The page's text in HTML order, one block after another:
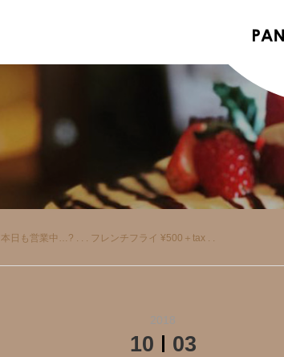
本日も営業中…? . . . フレンチフライ ¥500＋tax . .
2018
10 03